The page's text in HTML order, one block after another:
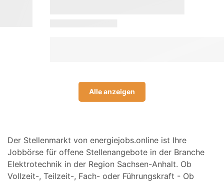
Alle anzeigen
Der Stellenmarkt von energiejobs.online ist Ihre
Jobbörse für offene Stellenangebote in der Branche
Elektrotechnik in der Region Sachsen-Anhalt. Ob
Vollzeit-, Teilzeit-, Fach- oder Führungskraft - Ob